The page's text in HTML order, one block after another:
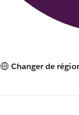
Changer de